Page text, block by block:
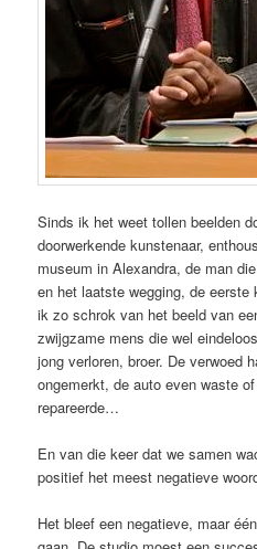
Sinds ik het weet tollen beelden
doorwerkende kunstenaar,
museum in Alexandra, de man
en het laatste wegging, de
ik zo schrok van het beeld van
zwijgzame mens die wel
jong verloren, broer. De verwoed
ongemerkt, de auto even waste
repareerde…
En van die keer dat we samen
positief het meest negatieve
Het bleef een negatieve, maar